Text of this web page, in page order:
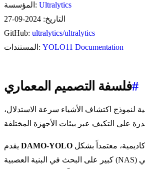
المؤسسة: Ultralytics
التاريخ: 2024-09-27
GitHub: ultralytics/ultralytics
المستندات: YOLO11 Documentation
فلسفة التصميم المعماري#
لنموذج اكتشاف الأشياء سرعة الاستدلال،
DAMO-YOLO
كبير على البحث في البنية العصبية (NAS) لتصميم هيكله الأساسي